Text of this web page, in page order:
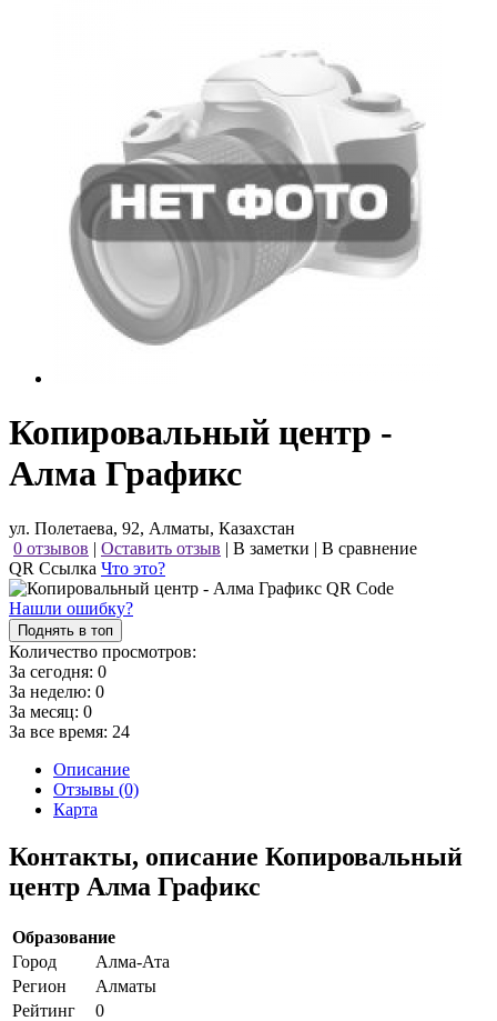
Копировальный центр -
Алма Графикс
ул. Полетаева, 92, Алматы, Казахстан
0 отзывов | Оставить отзыв | В заметки | В сравнение
QR Ссылка Что это?
Нашли ошибку?
Поднять в топ
Количество просмотров:
За сегодня: 0
За неделю: 0
За месяц: 0
За все время: 24
Описание
Отзывы (0)
Карта
Контакты, описание Копировальный
центр Алма Графикс
Образование
Город
Алма-Ата
Регион
Алматы
Рейтинг
0